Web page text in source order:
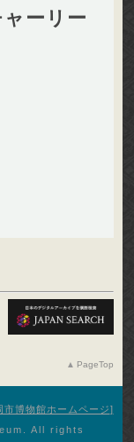
ーリー
PageTop
市博物館ホームページ
All rights